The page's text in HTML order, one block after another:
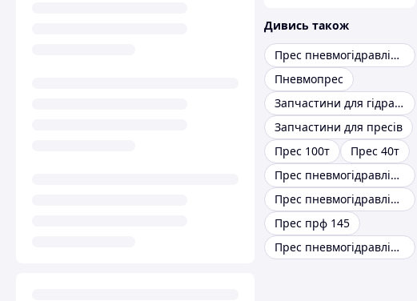
Дивись також
Прес пневмогідравлічний
Пневмопрес
Запчастини для гідравлічного преса
Запчастини для пресів
Прес 100т
Прес 40т
Прес пневмогідравлічний 30т
Прес пневмогідравлічний 20т
Прес прф 145
Прес пневмогідравлічний 40т